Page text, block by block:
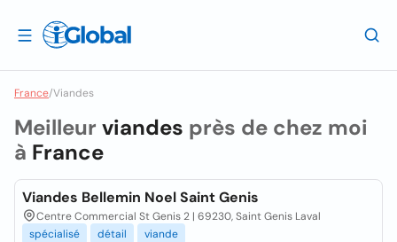
France/Viandes
Meilleur viandes près de chez moi
à France
Viandes Bellemin Noel Saint Genis
Centre Commercial St Genis 2 | 69230, Saint Genis Laval
spécialisé
détail viande